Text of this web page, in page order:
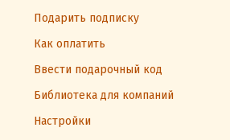
Подарить подписку
Как оплатить
Ввести подарочный код
Библиотека для компаний
Настройки